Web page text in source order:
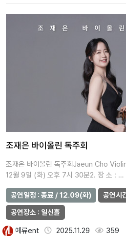
조재은 바이올린 독주회
조재은 바이올린 독주회Jaeun Cho
12월 9일 (화) 오후 7시 30분2. 장 소 : …
공연일정 : 종료 / 12.09(화)
공연시
공연장소 : 일신홀
예류ent 2025.11.29 359